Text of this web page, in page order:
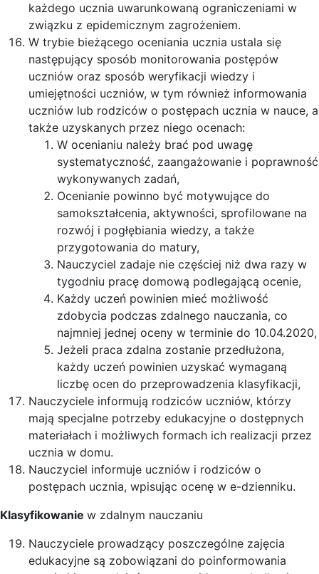
każdego ucznia uwarunkowaną ograniczeniami w
związku z epidemicznym zagrożeniem.
W trybie bieżącego oceniania ucznia ustala się
następujący sposób monitorowania postępów
uczniów oraz sposób weryfikacji wiedzy i
umiejętności uczniów, w tym również informowania
uczniów lub rodziców o postępach ucznia w nauce, a
także uzyskanych przez niego ocenach:
W ocenianiu należy brać pod uwagę
systematyczność, zaangażowanie i poprawność
wykonywanych zadań,
Ocenianie powinno być motywujące do
samokształcenia, aktywności, sprofilowane na
rozwój i pogłębiania wiedzy, a także
przygotowania do matury,
Nauczyciel zadaje nie częściej niż dwa razy w
tygodniu pracę domową podlegającą ocenie,
Każdy uczeń powinien mieć możliwość
zdobycia podczas zdalnego nauczania, co
najmniej jednej oceny w terminie do 10.04.2020,
Jeżeli praca zdalna zostanie przedłużona,
każdy uczeń powinien uzyskać wymaganą
liczbę ocen do przeprowadzenia klasyfikacji,
Nauczyciele informują rodziców uczniów, którzy
mają specjalne potrzeby edukacyjne o dostępnych
materiałach i możliwych formach ich realizacji przez
ucznia w domu.
Nauczyciel informuje uczniów i rodziców o
postępach ucznia, wpisując ocenę w e-dzienniku.
Klasyfikowanie w zdalnym nauczaniu
Nauczyciele prowadzący poszczególne zajęcia
edukacyjne są zobowiązani do poinformowania